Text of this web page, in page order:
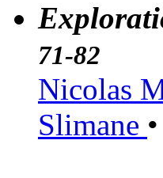
71-82
Nicolas
Slimane •